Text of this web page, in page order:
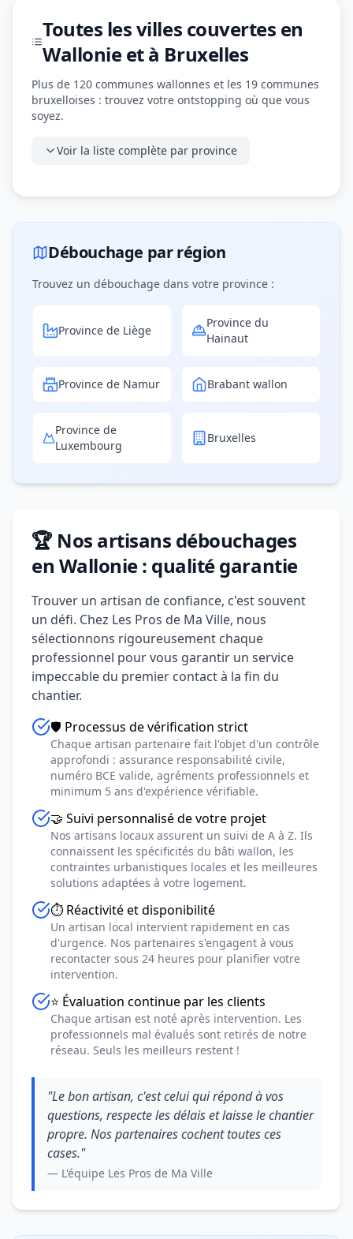
Toutes les villes couvertes en
Wallonie et à Bruxelles
Plus de 120 communes wallonnes et les 19 communes
bruxelloises : trouvez votre ontstopping où que vous
soyez.
Voir la liste complète par province
Débouchage par région
Trouvez un débouchage dans votre province :
Province de Liège
Province du
Hainaut
Province de Namur Brabant wallon
Province de
Luxembourg
Bruxelles
🏆 Nos artisans débouchages
en Wallonie : qualité garantie
Trouver un artisan de confiance, c'est souvent
un défi. Chez Les Pros de Ma Ville, nous
sélectionnons rigoureusement chaque
professionnel pour vous garantir un service
impeccable du premier contact à la fin du
chantier.
🛡️ Processus de vérification strict
Chaque artisan partenaire fait l'objet d'un contrôle
approfondi : assurance responsabilité civile,
numéro BCE valide, agréments professionnels et
minimum 5 ans d'expérience vérifiable.
🤝 Suivi personnalisé de votre projet
Nos artisans locaux assurent un suivi de A à Z. Ils
connaissent les spécificités du bâti wallon, les
contraintes urbanistiques locales et les meilleures
solutions adaptées à votre logement.
⏱️ Réactivité et disponibilité
Un artisan local intervient rapidement en cas
d'urgence. Nos partenaires s'engagent à vous
recontacter sous 24 heures pour planifier votre
intervention.
⭐ Évaluation continue par les clients
Chaque artisan est noté après intervention. Les
professionnels mal évalués sont retirés de notre
réseau. Seuls les meilleurs restent !
"Le bon artisan, c'est celui qui répond à vos
questions, respecte les délais et laisse le chantier
propre. Nos partenaires cochent toutes ces
cases."
— L'équipe Les Pros de Ma Ville